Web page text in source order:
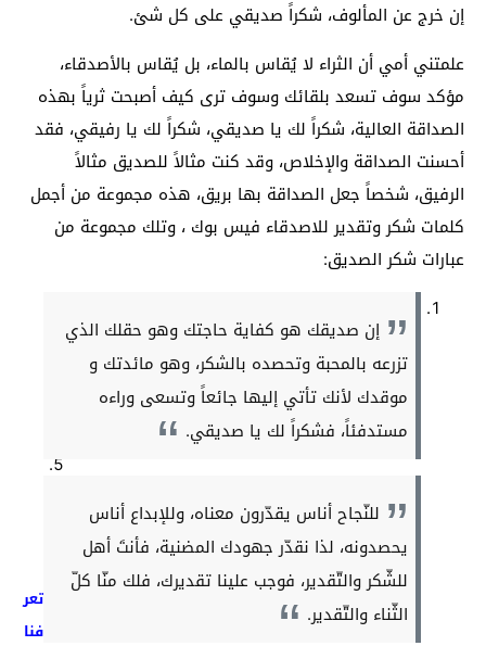
إن خرج عن المألوف، شكراً صديقي على كل شئ.
علمتني أمي أن الثراء لا يُقاس بالماء، بل يُقاس بالأصدقاء،
مؤكد سوف تسعد بلقائك وسوف ترى كيف أصبحت ثرياً بهذه
الصداقة العالية، شكراً لك يا صديقي، شكراً لك يا رفيقي، فقد
أحسنت الصداقة والإخلاص، وقد كنت مثالاً للصديق مثالاً
الرفيق، شخصاً جعل الصداقة بها بريق، هذه مجموعة من أجمل
كلمات شكر وتقدير للاصدقاء فيس بوك ، وتلك مجموعة من
عبارات شكر الصديق:
إن صديقك هو كفاية حاجتك وهو حقلك الذي
تزرعه بالمحبة وتحصده بالشكر، وهو مائدتك و
موقدك لأنك تأتي إليها جائعاً وتسعى وراءه
مستدفئاً، فشكراً لك يا صديقي.
للنّجاح أناس يقدّرون معناه، وللإبداع أناس
يحصدونه، لذا نقدّر جهودك المضنية، فأنتَ أهل
للشّكر والتّقدير، فوجب علينا تقديرك، فلك منّا كلّ
الثّناء والتّقدير.
تعر
فنا